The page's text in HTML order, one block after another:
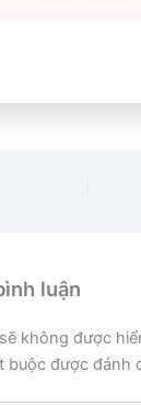
luận
không được
buộc được đánh